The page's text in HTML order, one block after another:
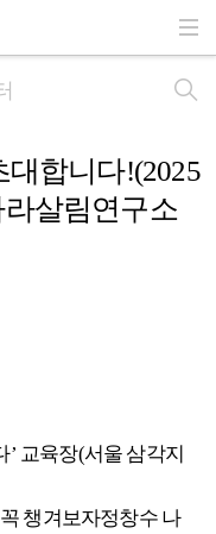
대합니다!(2025
라살림연구소
교육장(서울 삼각지
챙겨보자정창수 나